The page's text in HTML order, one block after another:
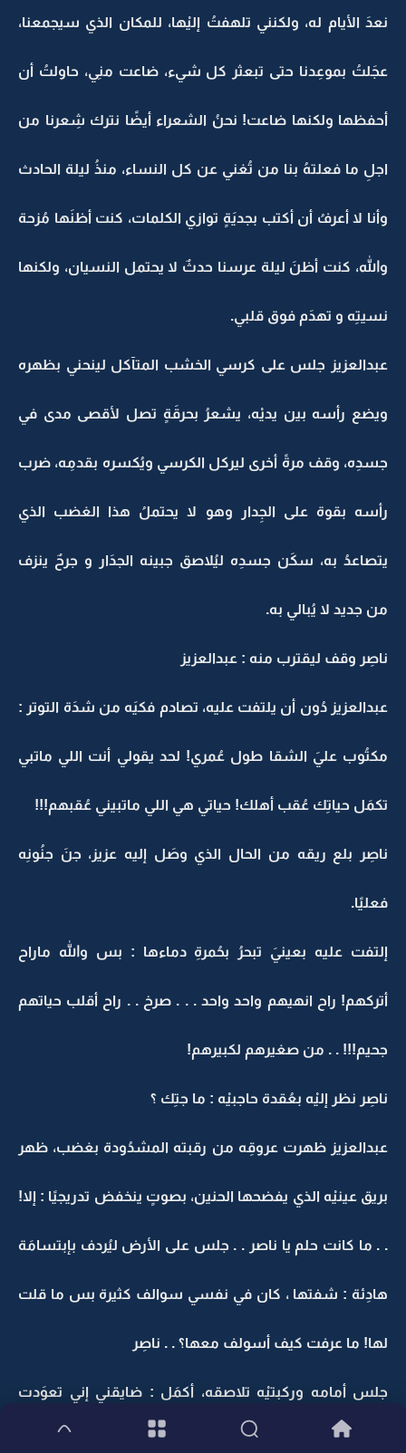
نعدَ الأيام له، ولكنني تلهفتُ إليْها، للمكان الذي سيجمعنا،
عجَلتُ بموعِدنا حتى تبعثر كل شيء، ضاعت منِي، حاولتُ أن
أحفظها ولكنها ضاعت! نحنُ الشعراء أيضًا نترك شِعرنا من
اجلِ ما فعلتهُ بنا من تُغني عن كل النساء، منذُ ليلة الحادث
وأنا لا أعرفُ أن أكتب بجديَةٍ توازي الكلمات، كنت أظنَها مُزحة
والله، كنت أظنَ ليلة عرسنا حدثٌ لا يحتمل النسيان، ولكنها
نسيتِه و تهدَم فوق قلبي.
عبدالعزيز جلس على كرسي الخشب المتآكل لينحني بظهره
ويضع رأسه بين يديْه، يشعرُ بحرقَةٍ تصل لأقصى مدى في
جسدِه، وقف مرةً أخرى ليركل الكرسي ويُكسره بقدمِه، ضرب
رأسه بقوة على الجِدار وهو لا يحتملُ هذا الغضب الذي
يتصاعدُ به، سكَن جسدِه ليُلاصق جبينه الجدَار و جرحٌ ينزف
من جديد لا يُبالي به.
ناصِر وقف ليقترب منه : عبدالعزيز
عبدالعزيز دُون أن يلتفت عليه، تصادم فكيَه من شدَة التوتر :
مكتُوب عليَ الشقا طول عُمري! لحد يقولي أنت اللي ماتبي
تكمَل حياتِك عُقب أهلك! حياتي هي اللي ماتبيني عُقبهم!!!
ناصِر بلع ريقه من الحال الذي وصَل إليه عزيز، جنَ جنُونِه
فعليًا.
إلتفت عليه بعينيَ تبحرُ بحُمرةِ دماءها : بس والله ماراح
أتركهم! راح انهيهم واحد واحد . . . صرخ . . راح أقلب حياتهم
جحيم!!! . . من صغيرهم لكبيرهم!
ناصِر نظر إليْه بعُقدة حاجبيْه : ما جتِك ؟
عبدالعزيز ظهرت عروقِه من رقبته المشدُودة بغضب، ظهر
بريق عينيْه الذي يفضحها الحنين، بصوتٍ ينخفض تدريجيًا : إلا!
. . ما كانت حلم يا ناصر . . جلس على الأرض ليُردف بإبتسامَة
هادِئة : شفتها ، كان في نفسي سوالف كثيرة بس ما قلت
لها! ما عرفت كيف أسولف معها؟ . . ناصِر
جلس أمامه وركبتيْه تلاصقه، أكمَل : ضايقني إني تعوَدت
على غيابها . .